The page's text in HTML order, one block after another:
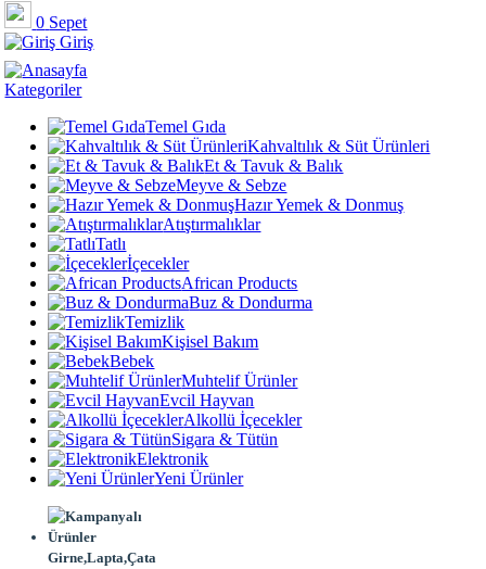
0 Sepet
Giriş
Kategoriler
Temel Gıda
Kahvaltılık & Süt Ürünleri
Et & Tavuk & Balık
Meyve & Sebze
Hazır Yemek & Donmuş
Atıştırmalıklar
Tatlı
İçecekler
African Products
Buz & Dondurma
Temizlik
Kişisel Bakım
Bebek
Muhtelif Ürünler
Evcil Hayvan
Alkollü İçecekler
Sigara & Tütün
Elektronik
Yeni Ürünler
Girne,Lapta,Çata